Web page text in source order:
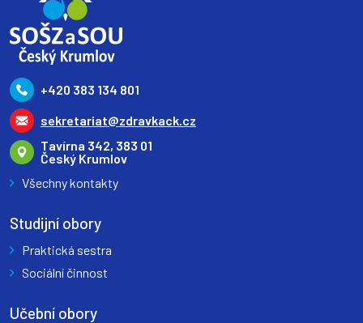
+420 383 134 801
sekretariat@zdravkack.cz
Tavírna 342, 383 01
Český Krumlov
Všechny kontakty
Studijní obory
Praktická sestra
Sociální činnost
Učební obory